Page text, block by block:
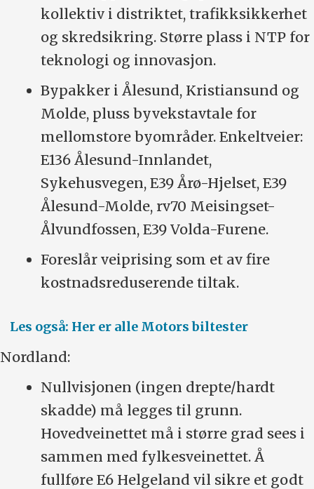
kollektiv i distriktet, trafikksikkerhet
og skredsikring. Større plass i NTP for
teknologi og innovasjon.
Bypakker i Ålesund, Kristiansund og
Molde, pluss byvekstavtale for
mellomstore byområder. Enkeltveier:
E136 Ålesund-Innlandet,
Sykehusvegen, E39 Årø-Hjelset, E39
Ålesund-Molde, rv70 Meisingset-
Ålvundfossen, E39 Volda-Furene.
Foreslår veiprising som et av fire
kostnadsreduserende tiltak.
Les også: Her er alle Motors biltester
Nordland:
Nullvisjonen (ingen drepte/hardt
skadde) må legges til grunn.
Hovedveinettet må i større grad sees i
sammen med fylkesveinettet. Å
fullføre E6 Helgeland vil sikre et godt